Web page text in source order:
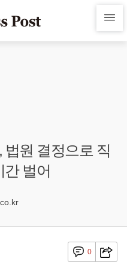
원 결정으로 직
간 벌어
0